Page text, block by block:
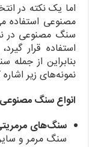
اما یک نکته در
مصنوعی استفاده
سنگ مصنوعی در
استفاده قرار
بنابراین از
نمونه‌های زیر
انواع سنگ مصنوعی
سنگ‌های
سنگ مرمر و